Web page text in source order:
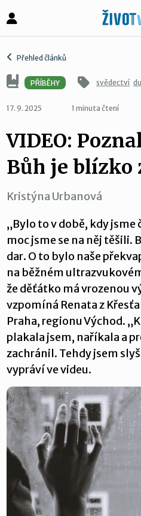
Přehled článků
PŘÍBĚHY svědectví
17. 9. 2025 1 minuta čtení
VIDEO:
Bůh je blízko
Kristýna Urbanová
„Bylo to v době, kdy jsme
moc jsme se na něj těšili.
dar. O to bylo naše
na běžném
že děťátko má vrozenou
vzpomíná Renata z
Praha, regionu Východ.
plakala jsem, naříkala a
zachránil. Tehdy jsem
vypráví ve videu.